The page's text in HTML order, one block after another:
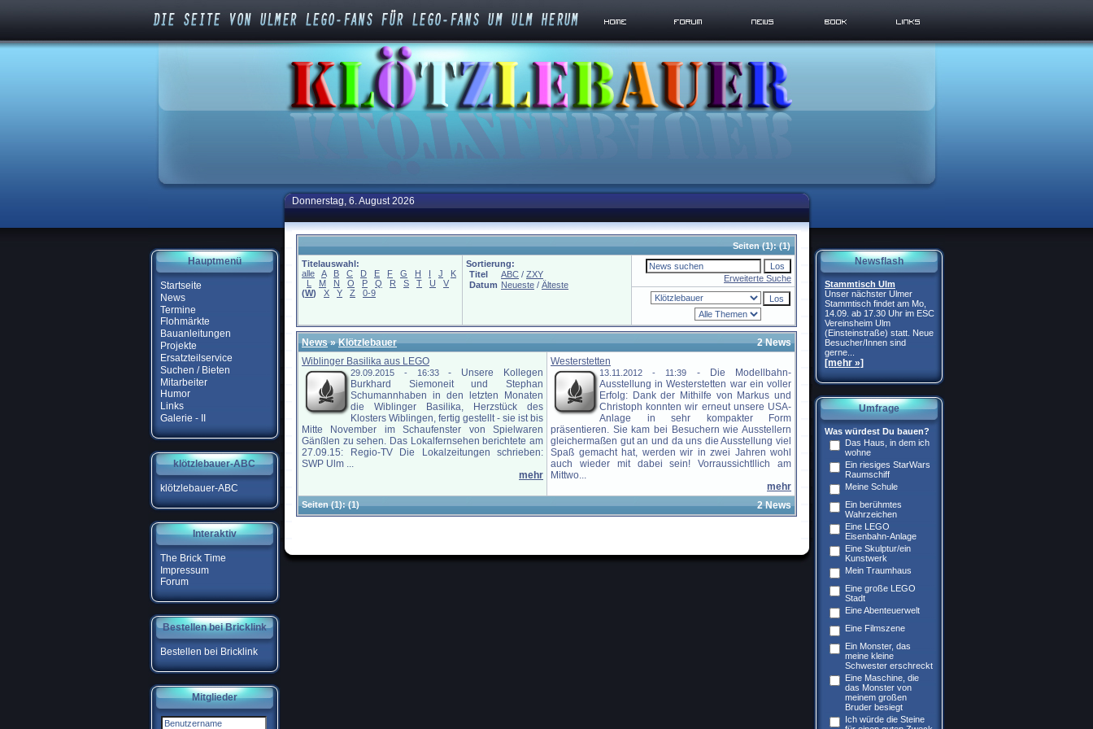
Hauptmenü
Startseite
News
Termine
Flohmärkte
Bauanleitungen
Projekte
Ersatzteilservice
Suchen / Bieten
Mitarbeiter
Humor
Links
Galerie - II
klötzlebauer-ABC
klötzlebauer-ABC
Interaktiv
The Brick Time
Impressum
Forum
Bestellen bei Bricklink
Bestellen bei Bricklink
Mitglieder
Donnerstag, 6. August 2026
Seiten(1):(1)
Titelauswahl:
alle
A B C D E F G H I J
K
L
M N O P Q R S T U
V
(W) X Y Z 0-9
Sortierung:
Titel
ABC / ZXY
Datum Neueste / Älteste
Erweiterte Suche
News»Klötzlebauer
2 News
Wiblinger Basilika aus LEGO
29.09.2015 - 16:33- Unsere Kollegen
Burkhard Siemoneit und Stephan
Schumannhaben in den letzten Monaten
die Wiblinger Basilika, Herzstück des
Klosters Wiblingen, fertig gestellt - sie ist bis
Mitte November im Schaufenster von Spielwaren
Gänßlen zu sehen. Das Lokalfernsehen berichtete am
27.09.15: Regio-TV Die Lokalzeitungen schrieben:
SWP Ulm ...
mehr
Westerstetten
13.11.2012 - 11:39 -
Die Modellbahn-
Ausstellung in Westerstetten war ein voller
Erfolg: Dank der Mithilfe von Markus und
Christoph konnten wir erneut unsere USA-
Anlage in sehr kompakter Form
präsentieren. Sie kam bei Besuchern wie Ausstellern
gleichermaßen gut an und da uns die Ausstellung viel
Spaß gemacht hat, werden wir in zwei Jahren wohl
auch wieder mit dabei sein! Vorraussichtllich am
Mittwo...
mehr
Seiten(1):(1) 2 News
Newsflash
Stammtisch Ulm
Unser nächster Ulmer
Stammtisch findet am Mo,
14.09. ab 17.30 Uhr im ESC
Vereinsheim Ulm
(Einsteinstraße) statt. Neue
Besucher/Innen sind
gerne...
[mehr »]
Umfrage
Was würdest Du bauen?
Das Haus, in dem ich
wohne
Ein riesiges StarWars
Raumschiff
Meine Schule
Ein berühmtes
Wahrzeichen
Eine LEGO
Eisenbahn-Anlage
Eine Skulptur/ein
Kunstwerk
Mein Traumhaus
Eine große LEGO
Stadt
Eine Abenteuerwelt
Eine Filmszene
Ein Monster, das
meine kleine
Schwester erschreckt
Eine Maschine, die
das Monster von
meinem großen
Bruder besiegt
Ich würde die Steine